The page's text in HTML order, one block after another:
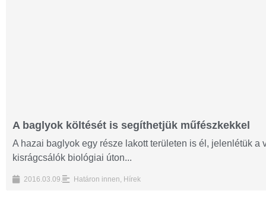
A baglyok költését is segíthetjük műfészkekkel
A hazai baglyok egy része lakott területen is él, jelenlétük
kisrágcsálók biológiai úton...
2016.03.09. Határon innen Hírek